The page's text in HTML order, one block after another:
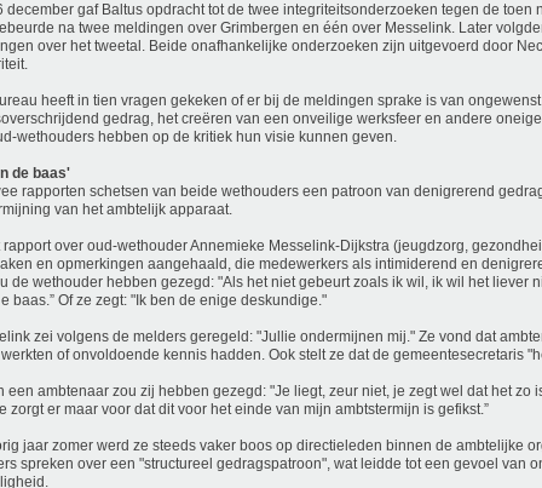
december gaf Baltus opdracht tot de twee integriteitsonderzoeken tegen de toen
na twee meldingen over Grimbergen en één over Messelink. Later
over het tweetal. Beide onafhankelijke onderzoeken zijn uitgevoerd door
heeft in tien vragen gekeken of er bij de meldingen sprake is van
gedrag, het creëren van een onveilige werksfeer en andere
wethouders hebben op de kritiek hun visie kunnen geven.
de baas'
rapporten schetsen van beide wethouders een patroon van denigrerend
van het ambtelijk apparaat.
rapport over oud-wethouder Annemieke Messelink-Dijkstra (jeugdzorg,
en opmerkingen aangehaald, die medewerkers als intimiderend en
de wethouder hebben gezegd: "Als het niet gebeurt zoals ik wil, ik wil het liever
baas.” Of ze zegt: "Ik ben de enige deskundige."
zei volgens de melders geregeld: "Jullie ondermijnen mij." Ze vond dat
of onvoldoende kennis hadden. Ook stelt ze dat de gemeentesecretaris
een ambtenaar zou zij hebben gezegd: "Je liegt, zeur niet, je zegt wel dat het zo
zorgt er maar voor dat dit voor het einde van mijn ambtstermijn is gefikst.”
jaar zomer werd ze steeds vaker boos op directieleden binnen de ambtelijke
spreken over een "structureel gedragspatroon", wat leidde tot een gevoel van